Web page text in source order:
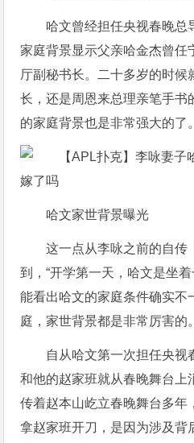
哈文曾经担任央视春晚总
家庭背景显示父亲哈金杰曾任
厅副秘书长。二十多岁的时候
长，还是周恩来总理亲笔手书
的家庭背景也是非常强大的了。
哈文家世背景曝光
这一点从李咏之前的自传
到，“开学第一天，哈文是坐
能看出哈文的家庭条件确实不
庭，家世背景都是非常厉害的。
自从哈文第一次担任央视
和他的赵家班就从春晚舞台上
传着赵本山屹立春晚舞台多年
拿赵家班开刀，是因为涉及背